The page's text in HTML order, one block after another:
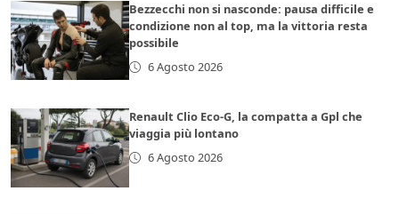
Bezzecchi non si nasconde: pausa difficile e
condizione non al top, ma la vittoria resta
possibile
6 Agosto 2026
Renault Clio Eco-G, la compatta a Gpl che
viaggia più lontano
6 Agosto 2026